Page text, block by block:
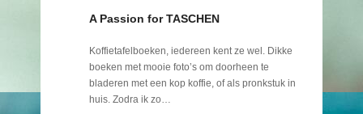
A Passion for TASCHEN
Koffietafelboeken, iedereen kent ze wel. Dikke
boeken met mooie foto’s om doorheen te
bladeren met een kop koffie, of als pronkstuk in
huis. Zodra ik zo…